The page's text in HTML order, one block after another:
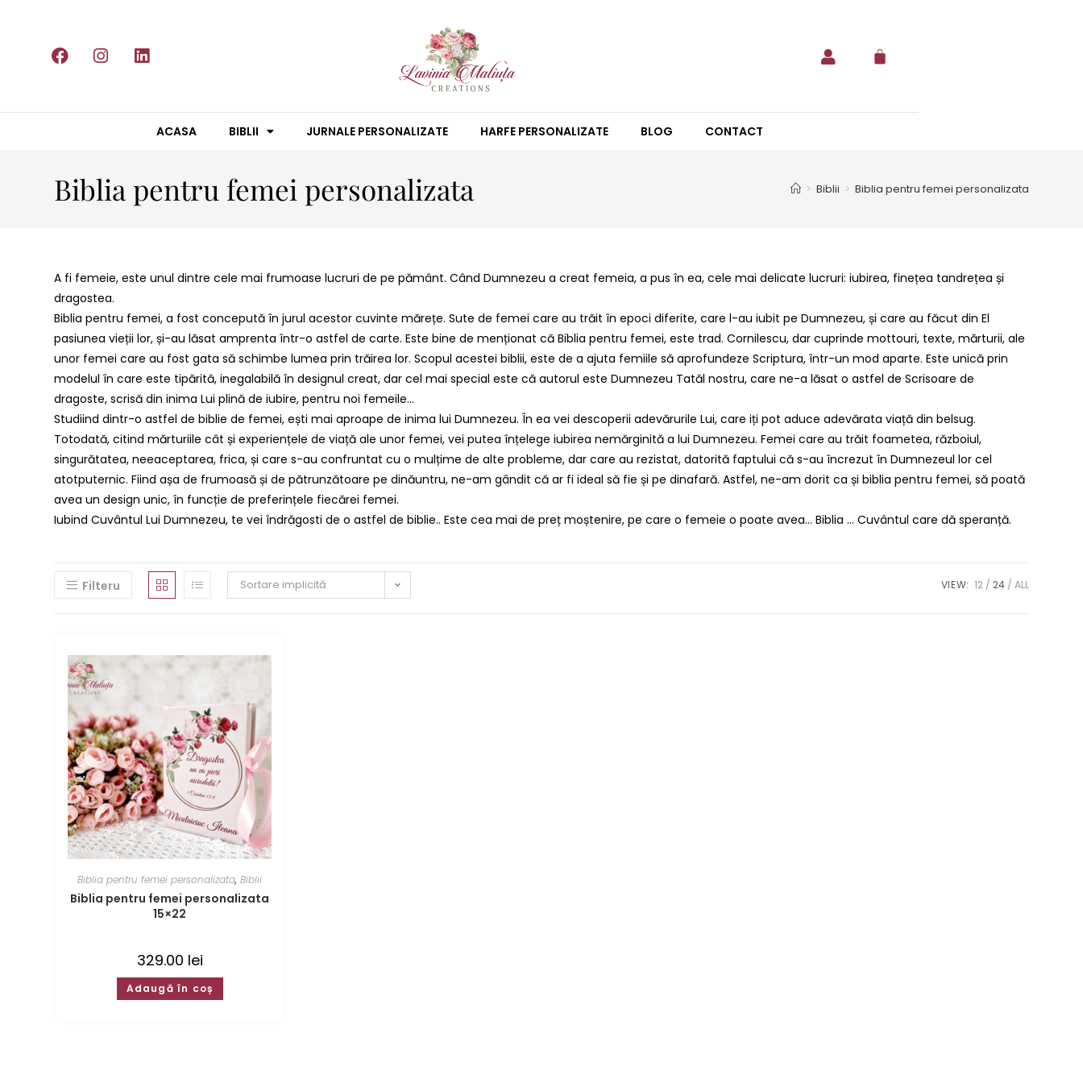
ACASA BIBLII JURNALE PERSONALIZATE HARFE PERSONALIZATE BLOG CONTACT
Biblia pentru femei personalizata > Biblii > Biblia pentru femei personalizata
A fi femeie, este unul dintre cele mai frumoase lucruri de pe pământ. Când Dumnezeu a creat femeia, a pus în ea, cele mai delicate lucruri: iubirea, finețea tandrețea și
dragostea.
Biblia pentru femei, a fost concepută în jurul acestor cuvinte mărețe. Sute de femei care au trăit în epoci diferite, care l-au iubit pe Dumnezeu, și care au făcut din El
pasiunea vieții lor, și-au lăsat amprenta într-o astfel de carte. Este bine de menționat că Biblia pentru femei, este trad. Cornilescu, dar cuprinde mottouri, texte, mărturii, ale
unor femei care au fost gata să schimbe lumea prin trăirea lor. Scopul acestei biblii, este de a ajuta femiile să aprofundeze Scriptura, într-un mod aparte. Este unică prin
modelul în care este tipărită, inegalabilă în designul creat, dar cel mai special este că autorul este Dumnezeu Tatăl nostru, care ne-a lăsat o astfel de Scrisoare de
dragoste, scrisă din inima Lui plină de iubire, pentru noi femeile…
Studiind dintr-o astfel de biblie de femei, ești mai aproape de inima lui Dumnezeu. În ea vei descoperii adevărurile Lui, care iți pot aduce adevărata viață din belsug.
Totodată, citind mărturiile cât și experiențele de viață ale unor femei, vei putea înțelege iubirea nemărginită a lui Dumnezeu. Femei care au trăit foametea, războiul,
singurătatea, neeaceptarea, frica, și care s-au confruntat cu o mulțime de alte probleme, dar care au rezistat, datorită faptului că s-au încrezut în Dumnezeul lor cel
atotputernic. Fiind așa de frumoasă și de pătrunzătoare pe dinăuntru, ne-am gândit că ar fi ideal să fie și pe dinafară. Astfel, ne-am dorit ca și biblia pentru femei, să poată
avea un design unic, în funcție de preferințele fiecărei femei.
Iubind Cuvântul Lui Dumnezeu, te vei îndrăgosti de o astfel de biblie.. Este cea mai de preț moștenire, pe care o femeie o poate avea… Biblia … Cuvântul care dă speranță.
Filteru Sortare implicită VIEW: 12 24 ALL
Biblia pentru femei personalizata,Biblii
Biblia pentru femei personalizata
15×22
329.00 lei
Adaugă în coș